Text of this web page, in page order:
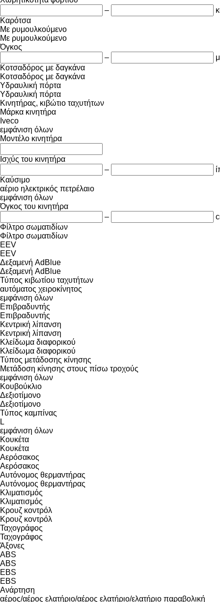
–
Καρότσα
Με ρυμουλκούμενο
Με ρυμουλκούμενο
Όγκος
–
Κοτσαδόρος με δαγκάνα
Κοτσαδόρος με δαγκάνα
Υδραυλική πόρτα
Υδραυλική πόρτα
Κινητήρας, κιβώτιο ταχυτήτων
Μάρκα κινητήρα
Iveco
εμφάνιση όλων
Μοντέλο κινητήρα
Ισχύς του κινητήρα
–
Καύσιμο
αέριο ηλεκτρικός πετρέλαιο
εμφάνιση όλων
Όγκος του κινητήρα
–
Φίλτρο σωματιδίων
Φίλτρο σωματιδίων
EEV
EEV
Δεξαμενή AdBlue
Δεξαμενή AdBlue
Τύπος κιβωτίου ταχυτήτων
αυτόματος χειροκίνητος
εμφάνιση όλων
Επιβραδυντής
Επιβραδυντής
Κεντρική λίπανση
Κεντρική λίπανση
Κλείδωμα διαφορικού
Κλείδωμα διαφορικού
Τύπος μετάδοσης κίνησης
Μετάδοση κίνησης στους πίσω τροχούς
εμφάνιση όλων
Κουβούκλιο
Δεξιοτίμονο
Δεξιοτίμονο
Τύπος καμπίνας
L
εμφάνιση όλων
Κουκέτα
Κουκέτα
Αερόσακος
Αερόσακος
Αυτόνομος θερμαντήρας
Αυτόνομος θερμαντήρας
Κλιματισμός
Κλιματισμός
Κρουζ κοντρόλ
Κρουζ κοντρόλ
Ταχογράφος
Ταχογράφος
Άξονες
ABS
ABS
EBS
EBS
Ανάρτηση
αέρος/αέρος ελατήριο/αέρος ελατήριο/ελατήριο παραβολική